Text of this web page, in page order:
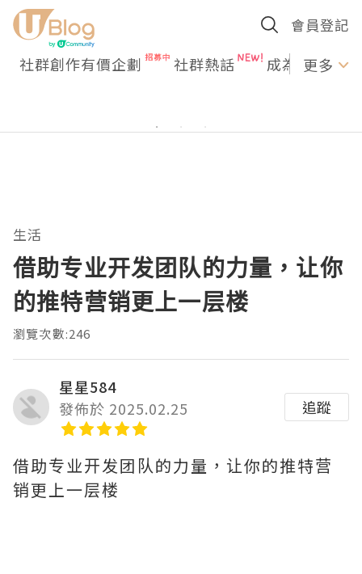
會員登記
社群創作有價企劃 社群熱話 成為U更多
生活
借助专业开发团队的力量，让你
的推特营销更上一层楼
瀏覽次數:246
星星584
發佈於 2025.02.25
追蹤
借助专业开发团队的力量，让你的推特营
销更上一层楼